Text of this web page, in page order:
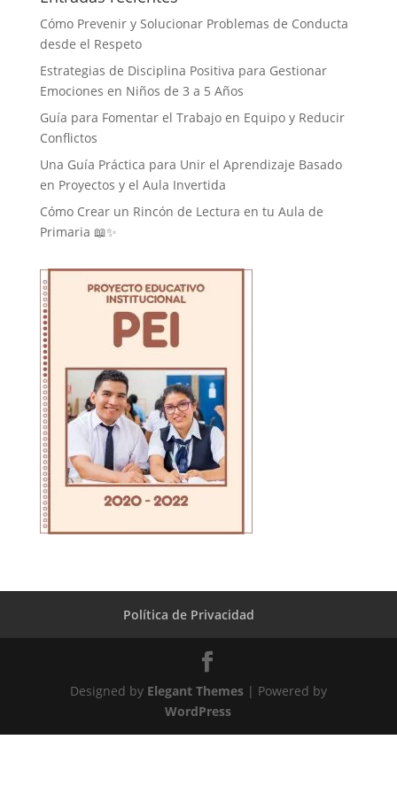
Cómo Prevenir y Solucionar Problemas de Conducta
desde el Respeto
Estrategias de Disciplina Positiva para Gestionar
Emociones en Niños de 3 a 5 Años
Guía para Fomentar el Trabajo en Equipo y Reducir
Conflictos
Una Guía Práctica para Unir el Aprendizaje Basado
en Proyectos y el Aula Invertida
Cómo Crear un Rincón de Lectura en tu Aula de
Primaria 📖✨
Política de Privacidad
Designed by Elegant Themes| Powered by
WordPress